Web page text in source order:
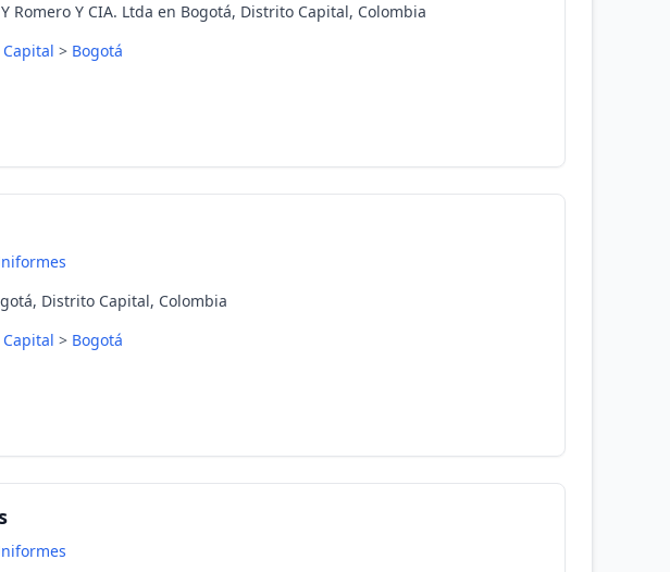
Romero Y CIA. Ltda en Bogotá, Distrito Capital, Colombia
> Bogotá
Distrito Capital, Colombia
> Bogotá